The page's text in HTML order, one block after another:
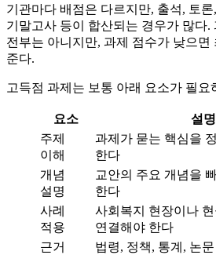
기관마다 배점은 다르지만, 출석, 토
기말고사 등이 합산되는 경우가 많다.
전부는 아니지만, 과제 점수가 낮으면
준다.
고득점 과제는 보통 아래 요소가 필요
요소
설명
주제
이해
과제가 묻는 핵심을
한다
개념
설명
교안의 주요 개념을
한다
사례
적용
사회복지 현장이나
연결해야 한다
근거
법령, 정책, 통계, 논